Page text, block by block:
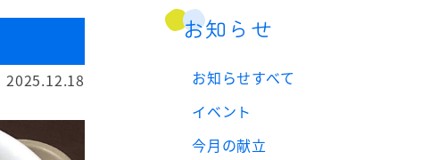
2025.12.18
お知らせ
お知らせすべて
イベント
今月の献立